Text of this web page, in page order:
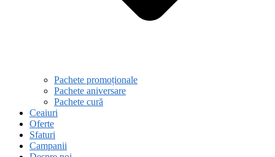
Pachete promoționale
Pachete aniversare
Pachete cură
Ceaiuri
Oferte
Sfaturi
Campanii